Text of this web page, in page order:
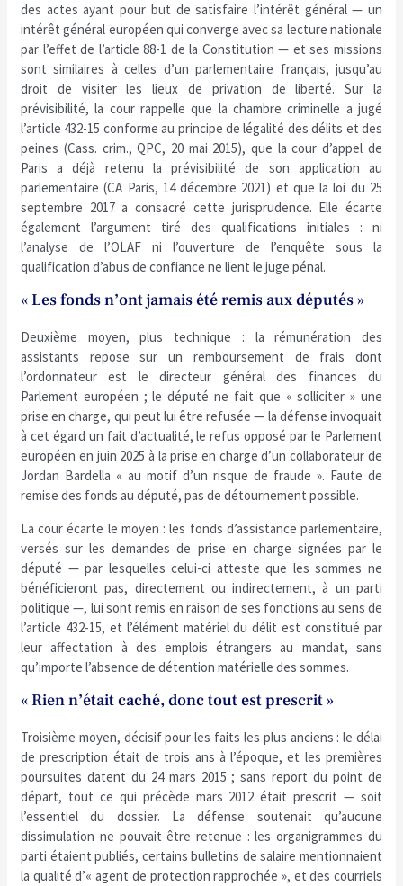
des actes ayant pour but de satisfaire l’intérêt général — un
intérêt général européen qui converge avec sa lecture nationale
par l’effet de l’article 88-1 de la Constitution — et ses missions
sont similaires à celles d’un parlementaire français, jusqu’au
droit de visiter les lieux de privation de liberté. Sur la
prévisibilité, la cour rappelle que la chambre criminelle a jugé
l’article 432-15 conforme au principe de légalité des délits et des
peines (Cass. crim., QPC, 20 mai 2015), que la cour d’appel de
Paris a déjà retenu la prévisibilité de son application au
parlementaire (CA Paris, 14 décembre 2021) et que la loi du 25
septembre 2017 a consacré cette jurisprudence. Elle écarte
également l’argument tiré des qualifications initiales : ni
l’analyse de l’OLAF ni l’ouverture de l’enquête sous la
qualification d’abus de confiance ne lient le juge pénal.
« Les fonds n’ont jamais été remis aux députés »
Deuxième moyen, plus technique : la rémunération des
assistants repose sur un remboursement de frais dont
l’ordonnateur est le directeur général des finances du
Parlement européen ; le député ne fait que « solliciter » une
prise en charge, qui peut lui être refusée — la défense invoquait
à cet égard un fait d’actualité, le refus opposé par le Parlement
européen en juin 2025 à la prise en charge d’un collaborateur de
Jordan Bardella « au motif d’un risque de fraude ». Faute de
remise des fonds au député, pas de détournement possible.
La cour écarte le moyen : les fonds d’assistance parlementaire,
versés sur les demandes de prise en charge signées par le
député — par lesquelles celui-ci atteste que les sommes ne
bénéficieront pas, directement ou indirectement, à un parti
politique —, lui sont remis en raison de ses fonctions au sens de
l’article 432-15, et l’élément matériel du délit est constitué par
leur affectation à des emplois étrangers au mandat, sans
qu’importe l’absence de détention matérielle des sommes.
« Rien n’était caché, donc tout est prescrit »
Troisième moyen, décisif pour les faits les plus anciens : le délai
de prescription était de trois ans à l’époque, et les premières
poursuites datent du 24 mars 2015 ; sans report du point de
départ, tout ce qui précède mars 2012 était prescrit — soit
l’essentiel du dossier. La défense soutenait qu’aucune
dissimulation ne pouvait être retenue : les organigrammes du
parti étaient publiés, certains bulletins de salaire mentionnaient
la qualité d’« agent de protection rapprochée », et des courriels